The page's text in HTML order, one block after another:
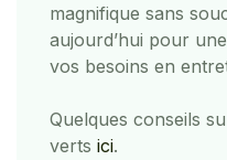
magnifique sans
aujourd’hui pour
vos besoins en
Quelques conseils
verts ici.